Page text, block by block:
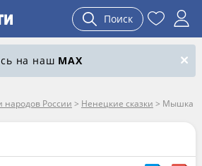
Поиск
на наш MAX
народов России > Ненецкие сказки > Мышка